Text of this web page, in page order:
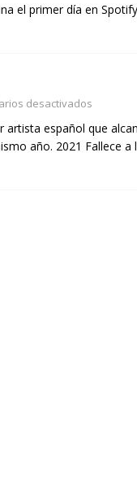
el primer día en
desactivados
artista español que
año. 2021 Fallece